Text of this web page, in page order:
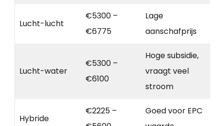
Lucht-lucht
€5300 –
€6775
Lage
aanschafprijs
Lucht-water
€5300 –
€6100
Hoge subsidie,
vraagt veel
stroom
Hybride
€2225 –
Goed voor EPC